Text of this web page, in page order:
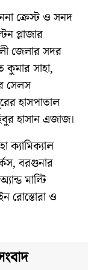
ক্রেস্ট ও সনদ
প্লাজার
জেলার সদর
কুমার সাহা,
সেলস
হাসপাতাল
হাসান এজাজ।
ক্যামিক্যাল
বরগুনার
মাল্টি
রোস্তোরা ও